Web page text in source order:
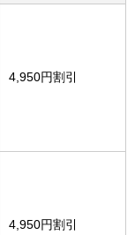
4,950円割引
4,950円割引